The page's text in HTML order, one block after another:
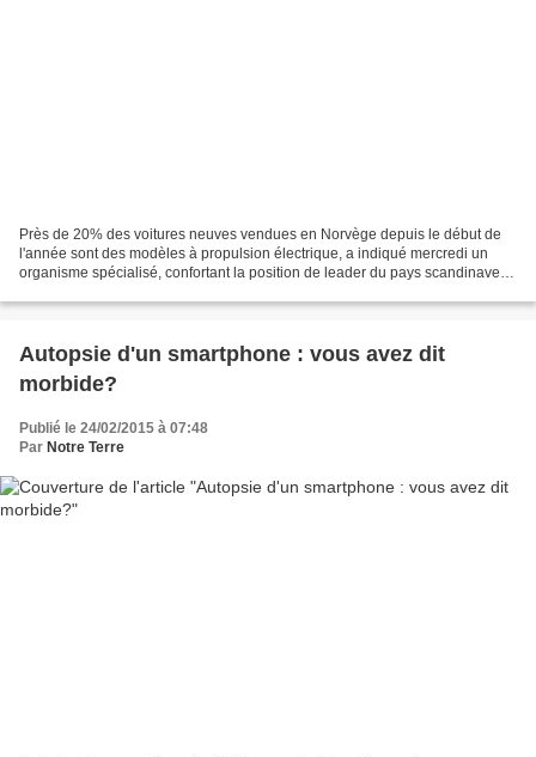
Près de 20% des voitures neuves vendues en Norvège depuis le début de
l'année sont des modèles à propulsion électrique, a indiqué mercredi un
organisme spécialisé, confortant la position de leader du pays scandinave.
Autopsie d'un smartphone : vous avez dit
morbide?
Publié le 24/02/2015 à 07:48
Par Notre Terre